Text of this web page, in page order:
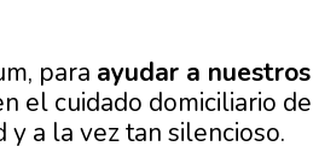
para ayudar a
el cuidado domiciliario
a la vez tan silencioso.